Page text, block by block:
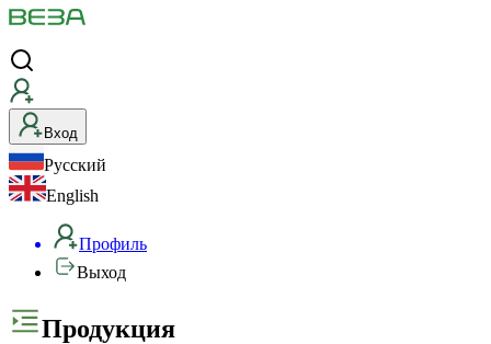
Вход
Русский
English
Профиль
Выход
Продукция